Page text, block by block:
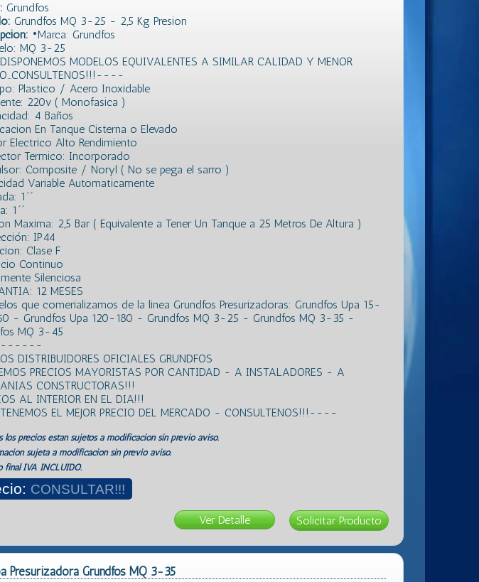
Grundfos
Grundfos MQ 3-25 - 2,5 Kg Presion
•Marca: Grundfos
MQ 3-25
MODELOS EQUIVALENTES A SIMILAR CALIDAD Y MENOR
Plastico / Acero Inoxidable
220v ( Monofasica )
4 Baños
En Tanque Cisterna o Elevado
Electrico Alto Rendimiento
Termico: Incorporado
Composite / Noryl ( No se pega el sarro )
Variable Automaticamente
1´´
1´´
Maxima: 2,5 Bar ( Equivalente a Tener Un Tanque a 25 Metros De Altura )
IP44
Clase F
Continuo
Silenciosa
12 MESES
que comerializamos de la linea Grundfos Presurizadoras: Grundfos Upa 15-
- Grundfos Upa 120-180 - Grundfos MQ 3-25 - Grundfos MQ 3-35 -
MQ 3-45
DISTRIBUIDORES OFICIALES GRUNDFOS
PRECIOS MAYORISTAS POR CANTIDAD - A INSTALADORES - A
CONSTRUCTORAS!!!
AL INTERIOR EN EL DIA!!!
EL MEJOR PRECIO DEL MERCADO - CONSULTENOS!!!----
los precios estan sujetos a modificación sin previo aviso.
sujeta a modificación sin previo aviso.
final IVA INCLUIDO.
CONSULTAR!!!
Ver Detalle
Presurizadora Grundfos MQ 3-35